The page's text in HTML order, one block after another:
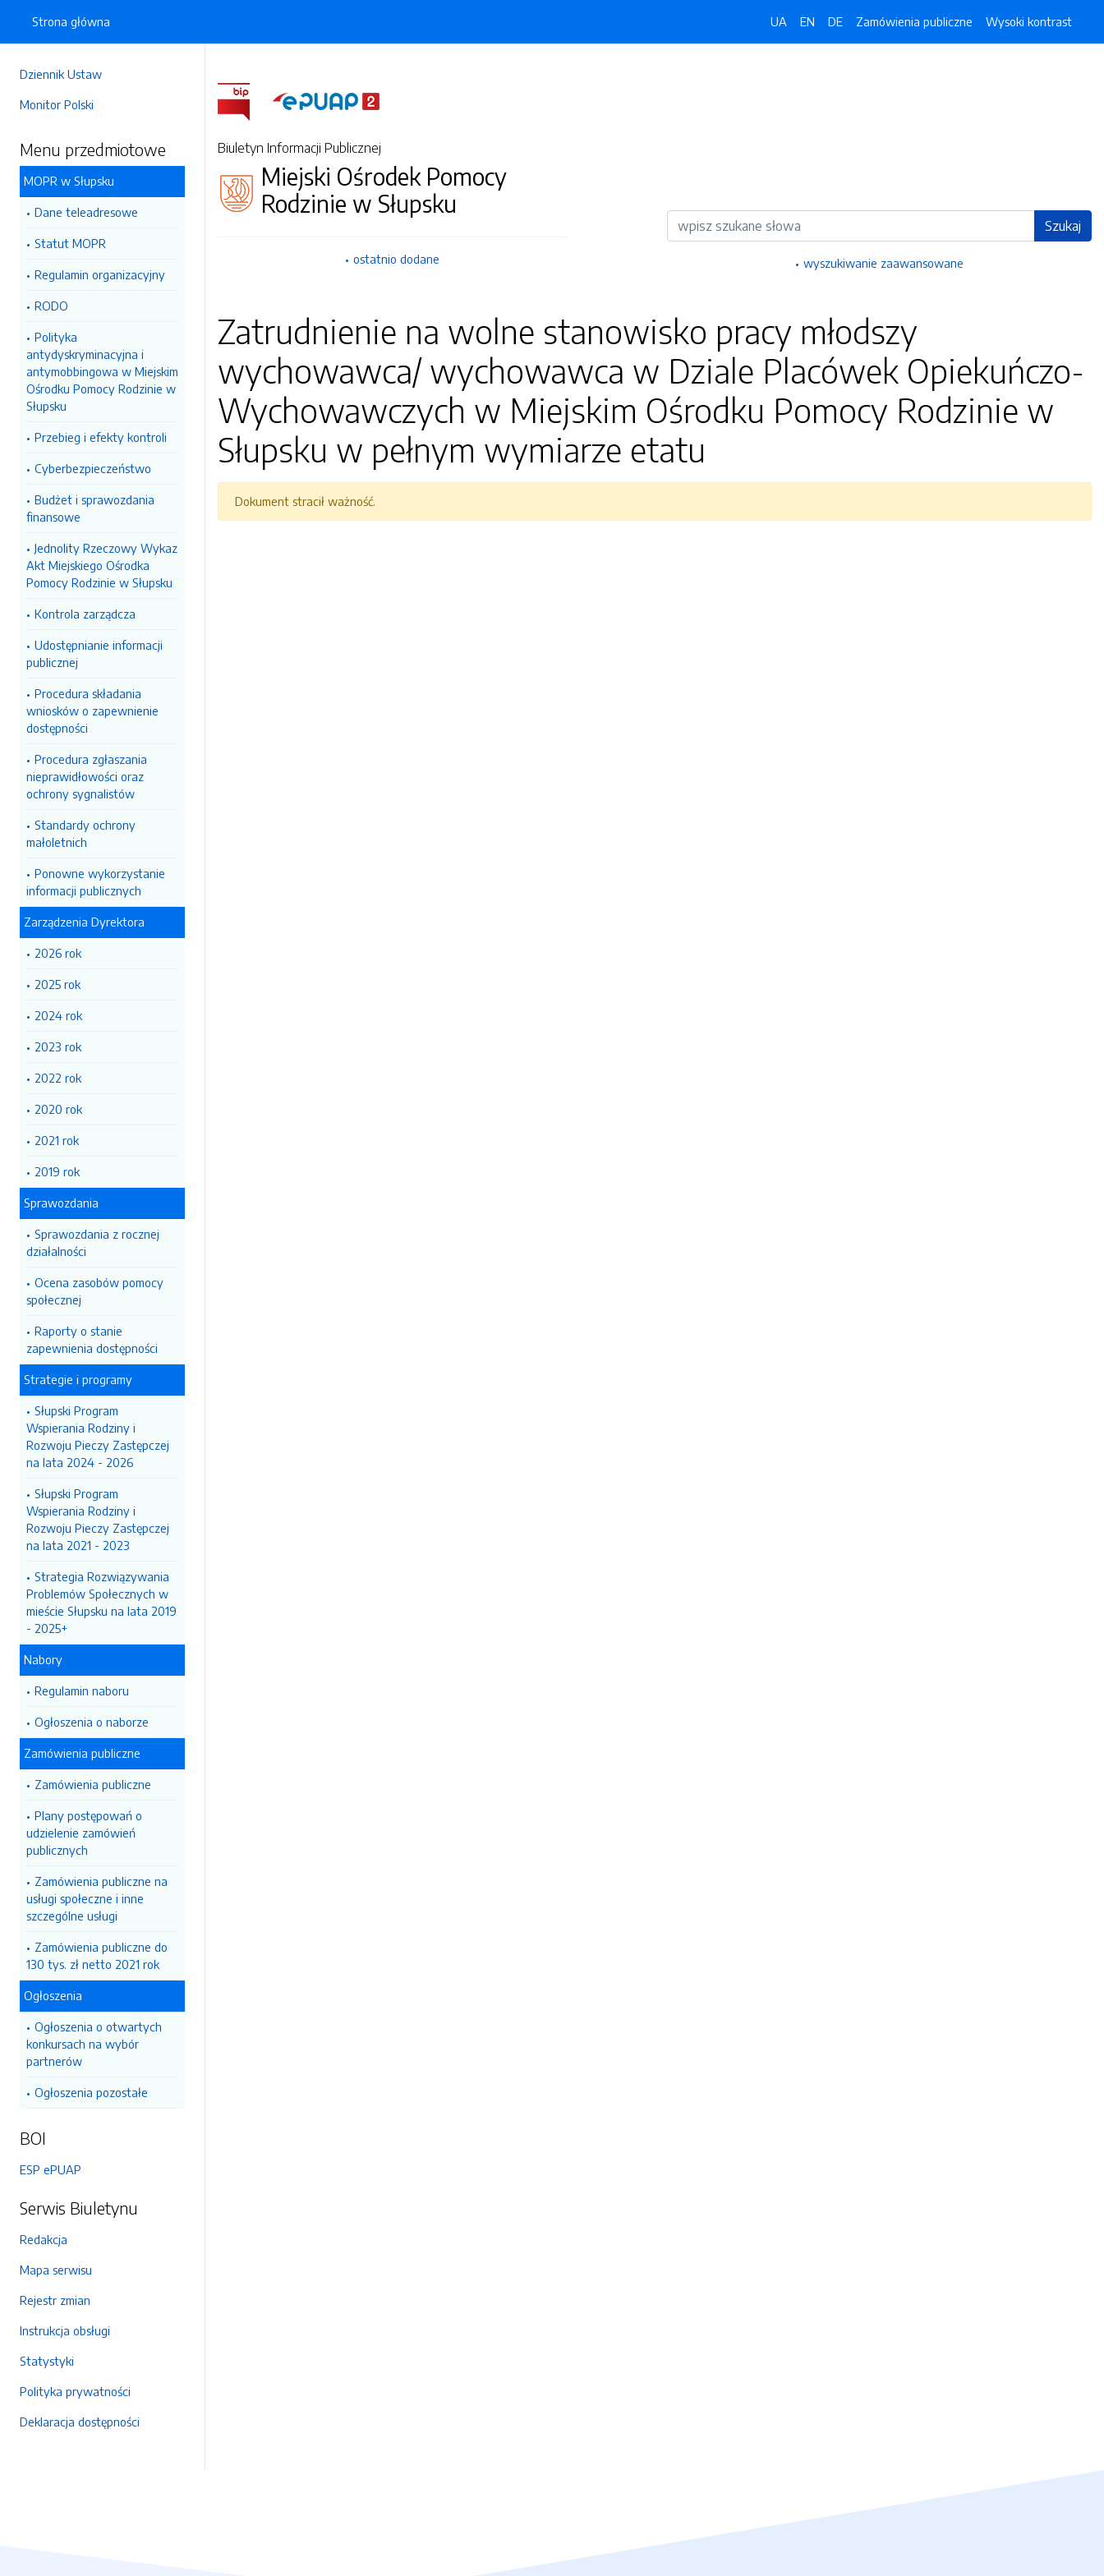
Dziennik Ustaw
Monitor Polski
Menu przedmiotowe
MOPR w Słupsku
Dane teleadresowe
Statut MOPR
Regulamin organizacyjny
RODO
Polityka
antydyskryminacyjna i
antymobbingowa w Miejskim
Ośrodku Pomocy Rodzinie w
Słupsku
Przebieg i efekty kontroli
Cyberbezpieczeństwo
Budżet i sprawozdania
finansowe
Jednolity Rzeczowy Wykaz
Akt Miejskiego Ośrodka
Pomocy Rodzinie w Słupsku
Kontrola zarządcza
Udostępnianie informacji
publicznej
Procedura składania
wniosków o zapewnienie
dostępności
Procedura zgłaszania
nieprawidłowości oraz
ochrony sygnalistów
Standardy ochrony
małoletnich
Ponowne wykorzystanie
informacji publicznych
Zarządzenia Dyrektora
2026 rok
2025 rok
2024 rok
2023 rok
2022 rok
2020 rok
2021 rok
2019 rok
Sprawozdania
Sprawozdania z rocznej
działalności
Ocena zasobów pomocy
społecznej
Raporty o stanie
zapewnienia dostępności
Strategie i programy
Słupski Program
Wspierania Rodziny i
Rozwoju Pieczy Zastępczej
na lata 2024 - 2026
Słupski Program
Wspierania Rodziny i
Rozwoju Pieczy Zastępczej
na lata 2021 - 2023
Strategia Rozwiązywania
Problemów Społecznych w
mieście Słupsku na lata 2019
- 2025+
Nabory
Regulamin naboru
Ogłoszenia o naborze
Zamówienia publiczne
Zamówienia publiczne
Plany postępowań o
udzielenie zamówień
publicznych
Zamówienia publiczne na
usługi społeczne i inne
szczególne usługi
Zamówienia publiczne do
130 tys. zł netto 2021 rok
Ogłoszenia
Ogłoszenia o otwartych
konkursach na wybór
partnerów
Ogłoszenia pozostałe
BOI
ESP ePUAP
Serwis Biuletynu
Redakcja
Mapa serwisu
Rejestr zmian
Instrukcja obsługi
Statystyki
Polityka prywatności
Deklaracja dostępności
Strona główna UA EN DE Zamówienia publiczne Wysoki kontrast
Biuletyn Informacji Publicznej
Miejski Ośrodek Pomocy
Rodzinie w Słupsku
ostatnio dodane
Wyszukiwarka Szukaj
wyszukiwanie zaawansowane
Zatrudnienie na wolne stanowisko pracy młodszy
wychowawca/ wychowawca w Dziale Placówek Opiekuńczo-
Wychowawczych w Miejskim Ośrodku Pomocy Rodzinie w
Słupsku w pełnym wymiarze etatu
Dokument stracił ważność.